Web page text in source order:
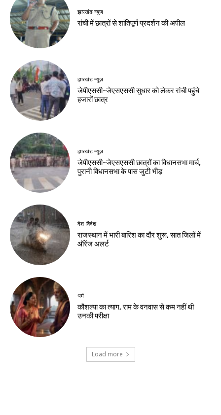
हेल्थ
व्रत के लिए घर पर तैयार
करें शुद्ध फलाहारी आटा
August 10, 2026
हेल्थ
बारिश में घर पर लगाएं 6
खेल
डीपीएल में सेंट्रल दिल्ली
किंग्स की रोमांचक जीत
Birsa Bhumi Live -
August 10, 2026
नवीनतम लेख
झारखंड न्यूज़